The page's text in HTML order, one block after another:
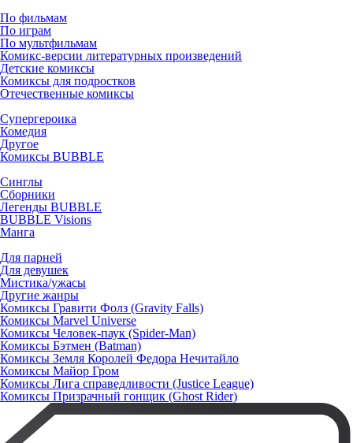
По фильмам
По играм
По мультфильмам
Комикс-версии литературных произведений
Детские комиксы
Комиксы для подростков
Отечественные комиксы
Супергероика
Комедия
Другое
Комиксы BUBBLE
Синглы
Сборники
Легенды BUBBLE
BUBBLE Visions
Манга
Для парней
Для девушек
Мистика/ужасы
Другие жанры
Комиксы Гравити Фолз (Gravity Falls)
Комиксы Marvel Universe
Комиксы Человек-паук (Spider-Man)
Комиксы Бэтмен (Batman)
Комиксы Земля Королей Федора Нечитайло
Комиксы Майор Гром
Комиксы Лига справедливости (Justice League)
Комиксы Призрачный гонщик (Ghost Rider)